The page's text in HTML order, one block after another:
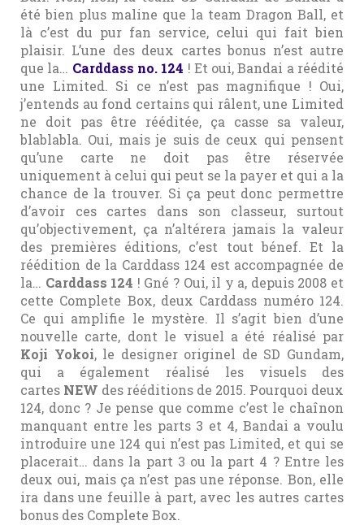
été bien plus maline que la team Dragon Ball, et
là c’est du pur fan service, celui qui fait bien
plaisir. L’une des deux cartes bonus n’est autre
que la… Carddass no. 124 ! Et oui, Bandai a réédité
une Limited. Si ce n’est pas magnifique ! Oui,
j’entends au fond certains qui râlent, une Limited
ne doit pas être rééditée, ça casse sa valeur,
blablabla. Oui, mais je suis de ceux qui pensent
qu’une carte ne doit pas être réservée
uniquement à celui qui peut se la payer et qui a la
chance de la trouver. Si ça peut donc permettre
d’avoir ces cartes dans son classeur, surtout
qu’objectivement, ça n’altérera jamais la valeur
des premières éditions, c’est tout bénef. Et la
réédition de la Carddass 124 est accompagnée de
la… Carddass 124 ! Gné ? Oui, il y a, depuis 2008 et
cette Complete Box, deux Carddass numéro 124.
Ce qui amplifie le mystère. Il s’agit bien d’une
nouvelle carte, dont le visuel a été réalisé par
Koji Yokoi, le designer originel de SD Gundam,
qui a également réalisé les visuels des
cartes NEW des rééditions de 2015. Pourquoi deux
124, donc ? Je pense que comme c’est le chaînon
manquant entre les parts 3 et 4, Bandai a voulu
introduire une 124 qui n’est pas Limited, et qui se
placerait… dans la part 3 ou la part 4 ? Entre les
deux oui, mais ça n’est pas une réponse. Bon, elle
ira dans une feuille à part, avec les autres cartes
bonus des Complete Box.